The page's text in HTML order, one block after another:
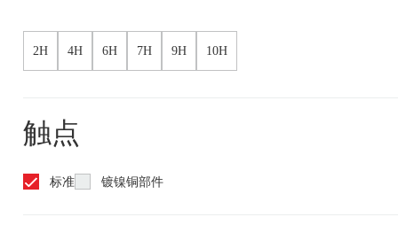
2H 4H 6H 7H 9H 10H
触点
标准 镀镍铜部件